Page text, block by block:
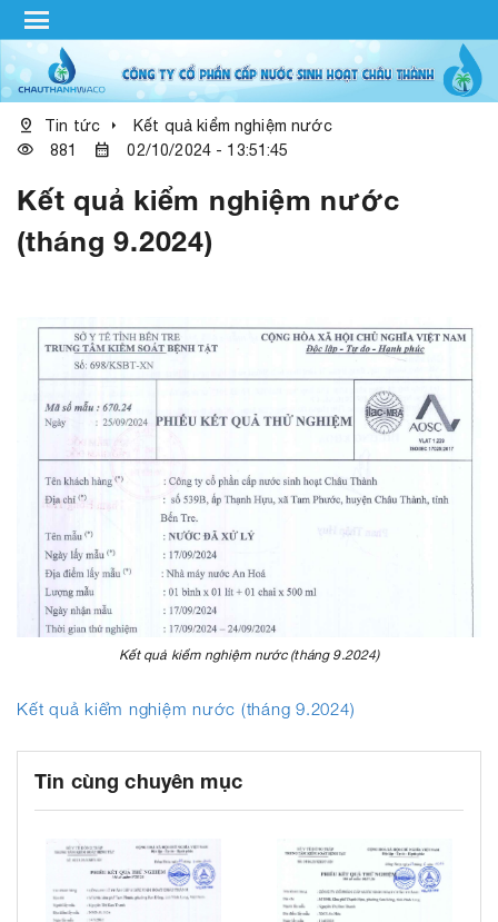
menu
pin_drop Tin tức arrow_right Kết quả kiểm nghiệm nước
calendar_month 02/10/2024 - 13:51:45
visibility 881
Kết quả kiểm nghiệm nước
(tháng 9.2024)
Kết quả kiểm nghiệm nước (tháng 9.2024)
Kết quả kiểm nghiệm nước (tháng 9.2024)
Tin cùng chuyên mục